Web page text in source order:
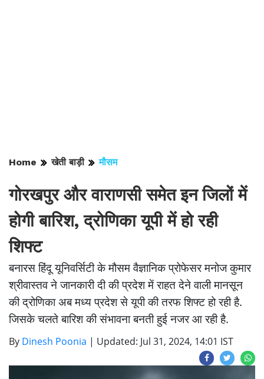
Home खेती बाड़ी मौसम
गोरखपुर और वाराणसी समेत इन जिलों में
होगी बारिश, द्रोणिका यूपी में हो रही
शिफ्ट
बनारस हिंदू यूनिवर्सिटी के मौसम वैज्ञानिक प्रोफेसर मनोज कुमार
श्रीवास्तव ने जानकारी दी की प्रदेश में राहत देने वाली मानसून
की द्रोणिका अब मध्य प्रदेश से यूपी की तरफ शिफ्ट हो रही है.
जिसके चलते बारिश की संभावना बनती हुई नजर आ रही है.
By Dinesh Poonia | Updated: Jul 31, 2024, 14:01 IST